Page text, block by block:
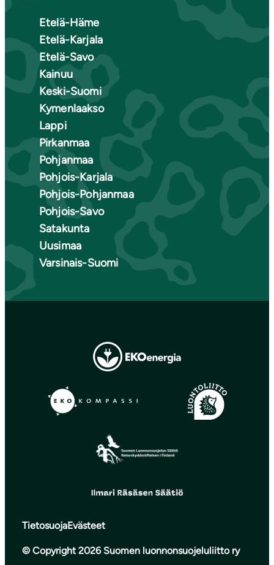
Etelä-Häme
Etelä-Karjala
Etelä-Savo
Kainuu
Keski-Suomi
Kymenlaakso
Lappi
Pirkanmaa
Pohjanmaa
Pohjois-Karjala
Pohjois-Pohjanmaa
Pohjois-Savo
Satakunta
Uusimaa
Varsinais-Suomi
TietosuojaEvästeet
© Copyright 2026 Suomen luonnonsuojeluliitto ry